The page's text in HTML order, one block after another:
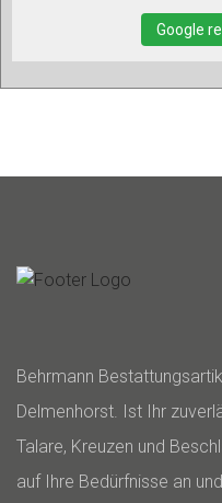
Google
Behrmann
Delmenhorst. Ist Ihr
Talare, Kreuzen und
auf Ihre Bedürfnisse an